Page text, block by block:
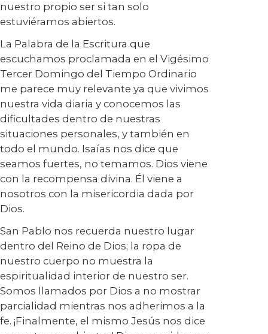
nuestro propio ser si tan solo
estuviéramos abiertos.
La Palabra de la Escritura que
escuchamos proclamada en el Vigésimo
Tercer Domingo del Tiempo Ordinario
me parece muy relevante ya que vivimos
nuestra vida diaria y conocemos las
dificultades dentro de nuestras
situaciones personales, y también en
todo el mundo. Isaías nos dice que
seamos fuertes, no temamos. Dios viene
con la recompensa divina. Él viene a
nosotros con la misericordia dada por
Dios.
San Pablo nos recuerda nuestro lugar
dentro del Reino de Dios; la ropa de
nuestro cuerpo no muestra la
espiritualidad interior de nuestro ser.
Somos llamados por Dios a no mostrar
parcialidad mientras nos adherimos a la
fe. ¡Finalmente, el mismo Jesús nos dice